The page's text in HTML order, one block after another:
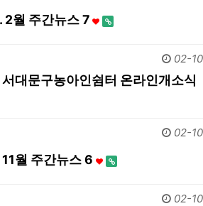
월 주간뉴스 7
02-10
대문구농아인쉼터 온라인개소식
02-10
월 주간뉴스 6
02-10